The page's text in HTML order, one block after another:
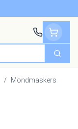
Zoek
/ Mondmaskers